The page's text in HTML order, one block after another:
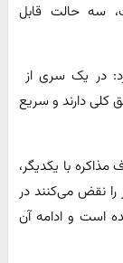
سه حالت قابل
در یک سری از
توافق کلی دارند و سریع
افزود: حالت دوم این است که ۲ طرف مذاکره با یکدیگر،
را نقض می‌کنند در
است و ادامه آن